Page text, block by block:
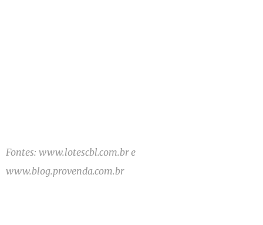
Fontes: www.lotescbl.com.br e
www.blog.provenda.com.br